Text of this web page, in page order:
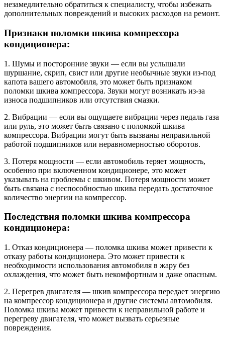
незамедлительно обратиться к специалисту, чтобы избежать
дополнительных повреждений и высоких расходов на ремонт.
Признаки поломки шкива компрессора
кондиционера:
1. Шумы и посторонние звуки — если вы услышали
шуршание, скрип, свист или другие необычные звуки из-под
капота вашего автомобиля, это может быть признаком
поломки шкива компрессора. Звуки могут возникать из-за
износа подшипников или отсутствия смазки.
2. Вибрации — если вы ощущаете вибрации через педаль газа
или руль, это может быть связано с поломкой шкива
компрессора. Вибрации могут быть вызваны неправильной
работой подшипников или неравномерностью оборотов.
3. Потеря мощности — если автомобиль теряет мощность,
особенно при включенном кондиционере, это может
указывать на проблемы с шкивом. Потеря мощности может
быть связана с неспособностью шкива передать достаточное
количество энергии на компрессор.
Последствия поломки шкива компрессора
кондиционера:
1. Отказ кондиционера — поломка шкива может привести к
отказу работы кондиционера. Это может привести к
необходимости использования автомобиля в жару без
охлаждения, что может быть некомфортным и даже опасным.
2. Перегрев двигателя — шкив компрессора передает энергию
на компрессор кондиционера и другие системы автомобиля.
Поломка шкива может привести к неправильной работе и
перегреву двигателя, что может вызвать серьезные
повреждения.